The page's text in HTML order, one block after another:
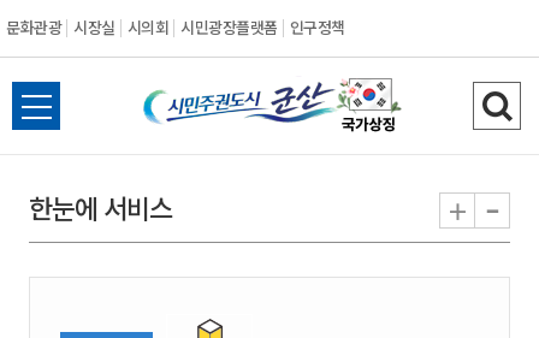
문화관광 시장실 시의회 시민광장플랫폼 인구정책
시
민
권
전
체
뉴
열
검
색
기
한눈에 서비스 + -